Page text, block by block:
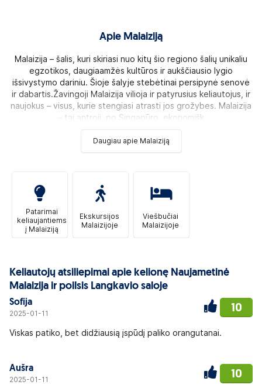
Apie Malaiziją
Malaizija – šalis, kuri skiriasi nuo kitų šio regiono šalių unikaliu
egzotikos, daugiaamžės kultūros ir aukščiausio lygio
išsivystymo dariniu. Šioje šalyje stebėtinai persipynė senovė
ir dabartis.Žavingoji Malaizija vilioja ir patyrusius keliautojus, ir
naujokus – visus, kurie stengiasi atrasti jos grožybes. Malaizija
– tai antroji, po Singapūro, ekonomišk
Daugiau apie Malaiziją
Patarimai
keliaujantiems
į Malaiziją
Ekskursijos
Malaizijoje
Viešbučiai
Malaizijoje
Keliautojų atsiliepimai apie kelionę Naujametinė
Malaizija ir poilsis Langkavio saloje
Sofija
2025-01-11 10
Viskas patiko, bet didžiausią įspūdį paliko orangutanai.
Aušra
2025-01-11 10